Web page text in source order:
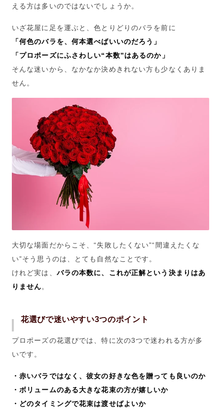
える方は多いのではないでしょうか。
いざ花屋に足を運ぶと、色とりどりのバラを前に
「何色のバラを、何本選べばいいのだろう」
「プロポーズにふさわしい“本数”はあるのか」
そんな迷いから、なかなか決めきれない方も少なくありま
せん。
大切な場面だからこそ、“失敗したくない”“間違えたくな
い”そう思うのは、とても自然なことです。
けれど実は、 バラの本数に、これが正解という決まりはあ
りません。
花選びで迷いやすい3つのポイント
プロポーズの花選びでは、特に次の3つで迷われる方が多
いです。
・赤いバラではなく、彼女の好きな色を贈っても良いのか
・ボリュームのある大きな花束の方が嬉しいか
・どのタイミングで花束は渡せばよいか